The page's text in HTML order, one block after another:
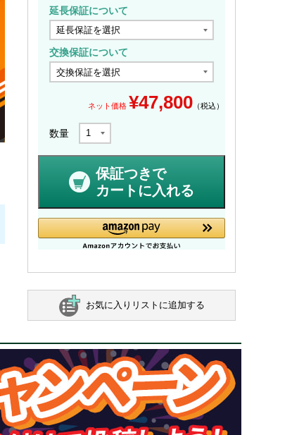
延長保証について
交換保証について
ネット価格 ¥47,800 （税込）
数量
保証つきで
カートに入れる
お気に入りリストに追加する